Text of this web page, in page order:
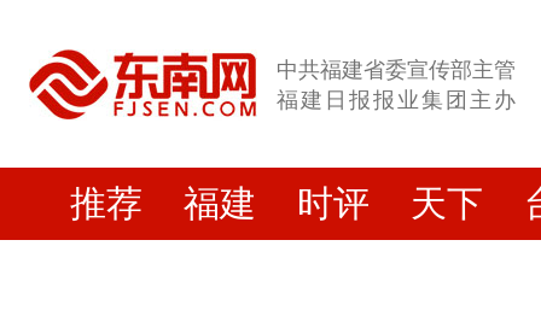
中共福建省委宣传部主管
福建日报报业集团主办
推荐 福建 时评 天下